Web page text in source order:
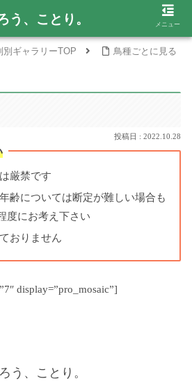
別ギャラリーTOP
鳥種ごとに見る
2022.10.28
厳禁です
齢については断定が難しい場合も
度にお考え下さい
おりません
display=”pro_mosaic”]
う、ことり。
う、ことり。 メニュー